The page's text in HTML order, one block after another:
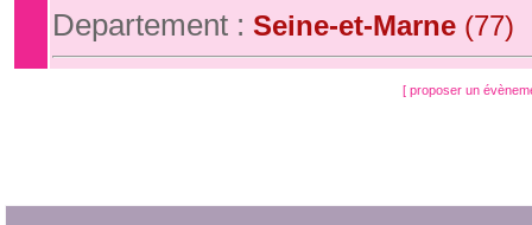
Departement : Seine-et-Marne (77)
[ proposer un